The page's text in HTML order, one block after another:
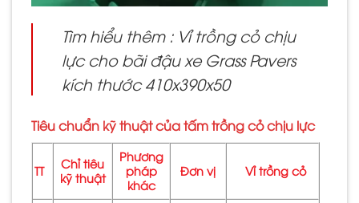
Tìm hiểu thêm : Vỉ trồng cỏ chịu
lực cho bãi đậu xe Grass Pavers
kích thước 410x390x50
Tiêu chuẩn kỹ thuật của tấm trồng cỏ chịu lực
TT
Chỉ tiêu
kỹ thuật
Phương
pháp
khác
Đơn vị Vỉ trồng cỏ